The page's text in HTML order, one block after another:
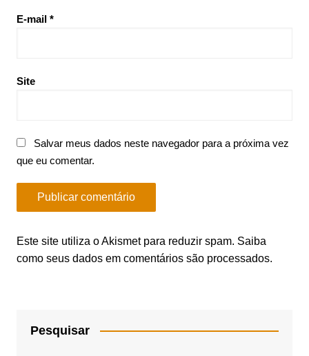
E-mail *
Site
Salvar meus dados neste navegador para a próxima vez
que eu comentar.
Este site utiliza o Akismet para reduzir spam. Saiba
como seus dados em comentários são processados.
Pesquisar